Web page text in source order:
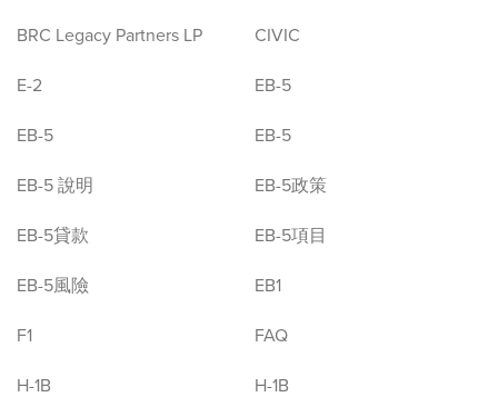
BRC Legacy Partners LP
CIVIC
E-2
EB-5
EB-5
EB-5
EB-5 說明
EB-5政策
EB-5貸款
EB-5項目
EB-5風險
EB1
F1
FAQ
H-1B
H-1B